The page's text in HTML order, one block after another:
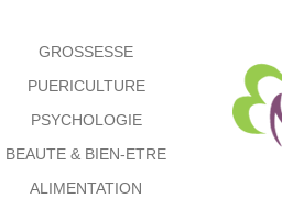
GROSSESSE
PUERICULTURE
PSYCHOLOGIE
BEAUTE & BIEN-ETRE
ALIMENTATION